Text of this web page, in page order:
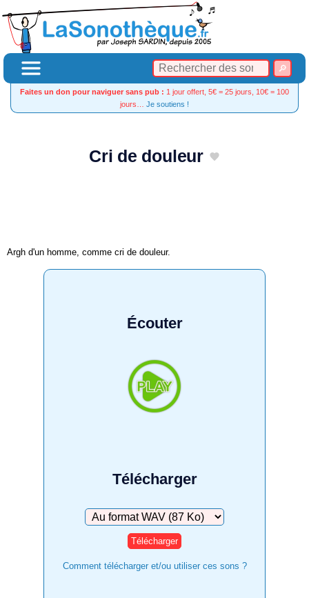
Faites un don pour naviguer sans pub : 1 jour offert, 5€ = 25 jours, 10€ = 100
jours… Je soutiens !
Cri de douleur
Argh d'un homme, comme cri de douleur.
Écouter
Télécharger
Télécharger
Comment télécharger et/ou utiliser ces sons ?